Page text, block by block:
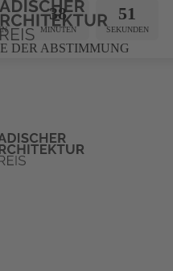
38
MINUTEN
50
SEKUNDEN
DER ABSTIMMUNG